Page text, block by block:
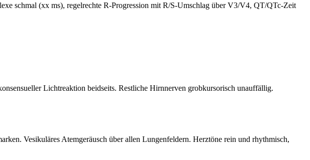
schmal (xx ms), regelrechte R-Progression mit R/S-Umschlag über V3/V4, QT/QTc-Zeit
Lichtreaktion beidseits. Restliche Hirnnerven grobkursorisch unauffällig.
Vesikuläres Atemgeräusch über allen Lungenfeldern. Herztöne rein und rhythmisch,